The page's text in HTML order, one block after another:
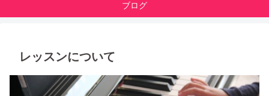
ブログ
レッスンについて